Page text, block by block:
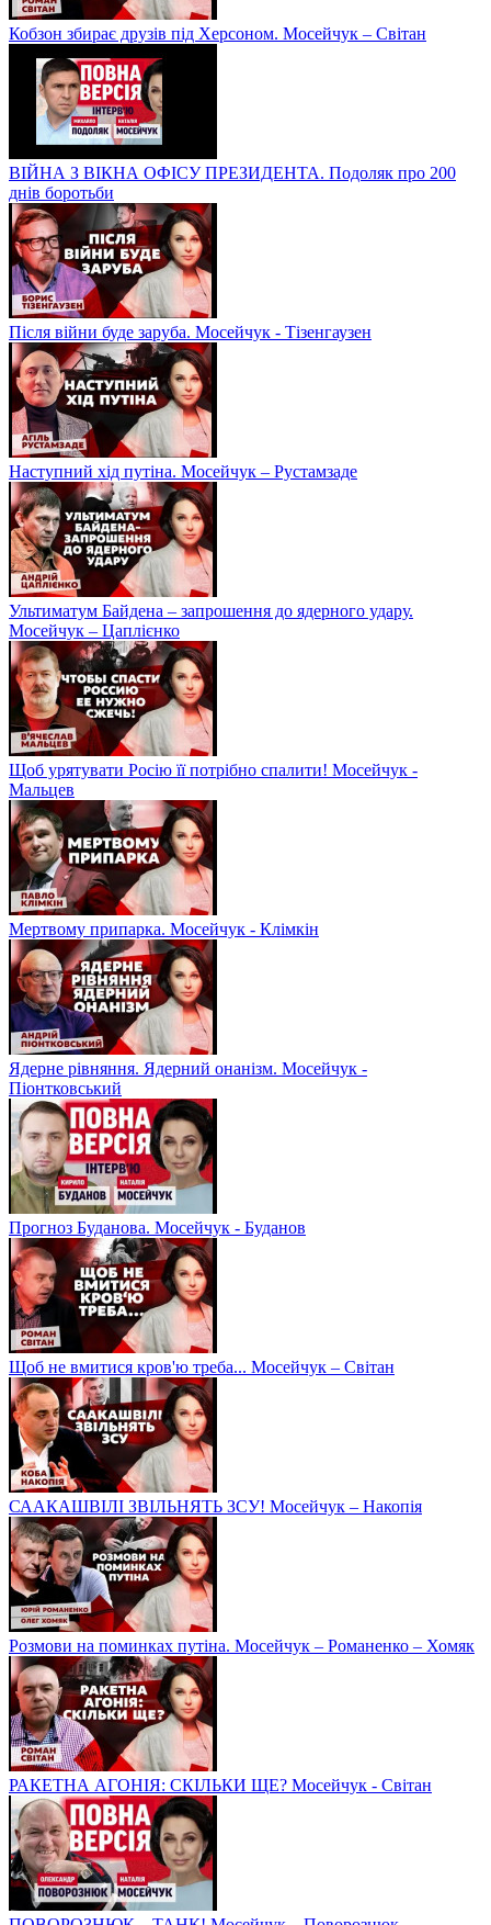
Кобзон збирає друзів під Херсоном. Мосейчук – Світан
ВІЙНА З ВІКНА ОФІСУ ПРЕЗИДЕНТА. Подоляк про 200
днів боротьби
Після війни буде заруба. Мосейчук - Тізенгаузен
Наступний хід путіна. Мосейчук – Рустамзаде
Ультиматум Байдена – запрошення до ядерного удару.
Мосейчук – Цаплієнко
Щоб урятувати Росію її потрібно спалити! Мосейчук -
Мальцев
Мертвому припарка. Мосейчук - Клімкін
Ядерне рівняння. Ядерний онанізм. Мосейчук -
Піонтковський
Прогноз Буданова. Мосейчук - Буданов
Щоб не вмитися кров'ю треба... Мосейчук – Світан
СААКАШВІЛІ ЗВІЛЬНЯТЬ ЗСУ! Мосейчук – Накопія
Розмови на поминках путіна. Мосейчук – Романенко – Хомяк
РАКЕТНА АГОНІЯ: СКІЛЬКИ ЩЕ? Мосейчук - Світан